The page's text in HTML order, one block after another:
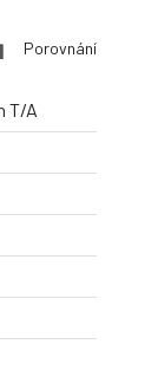
Porovnání
T/A